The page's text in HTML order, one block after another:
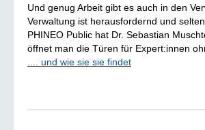
Und genug Arbeit gibt es auch in den
Verwaltung ist herausfordernd und
PHINEO Public hat Dr. Sebastian
öffnet man die Türen für Expert:innen
.... und wie sie sie findet